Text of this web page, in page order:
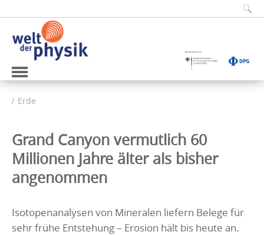
Erde
Grand Canyon vermutlich 60
Millionen Jahre älter als bisher
angenommen
Isotopenanalysen von Mineralen liefern Belege für
sehr frühe Entstehung – Erosion hält bis heute an.